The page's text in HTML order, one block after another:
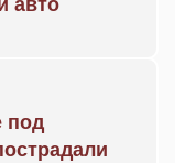
авто
под